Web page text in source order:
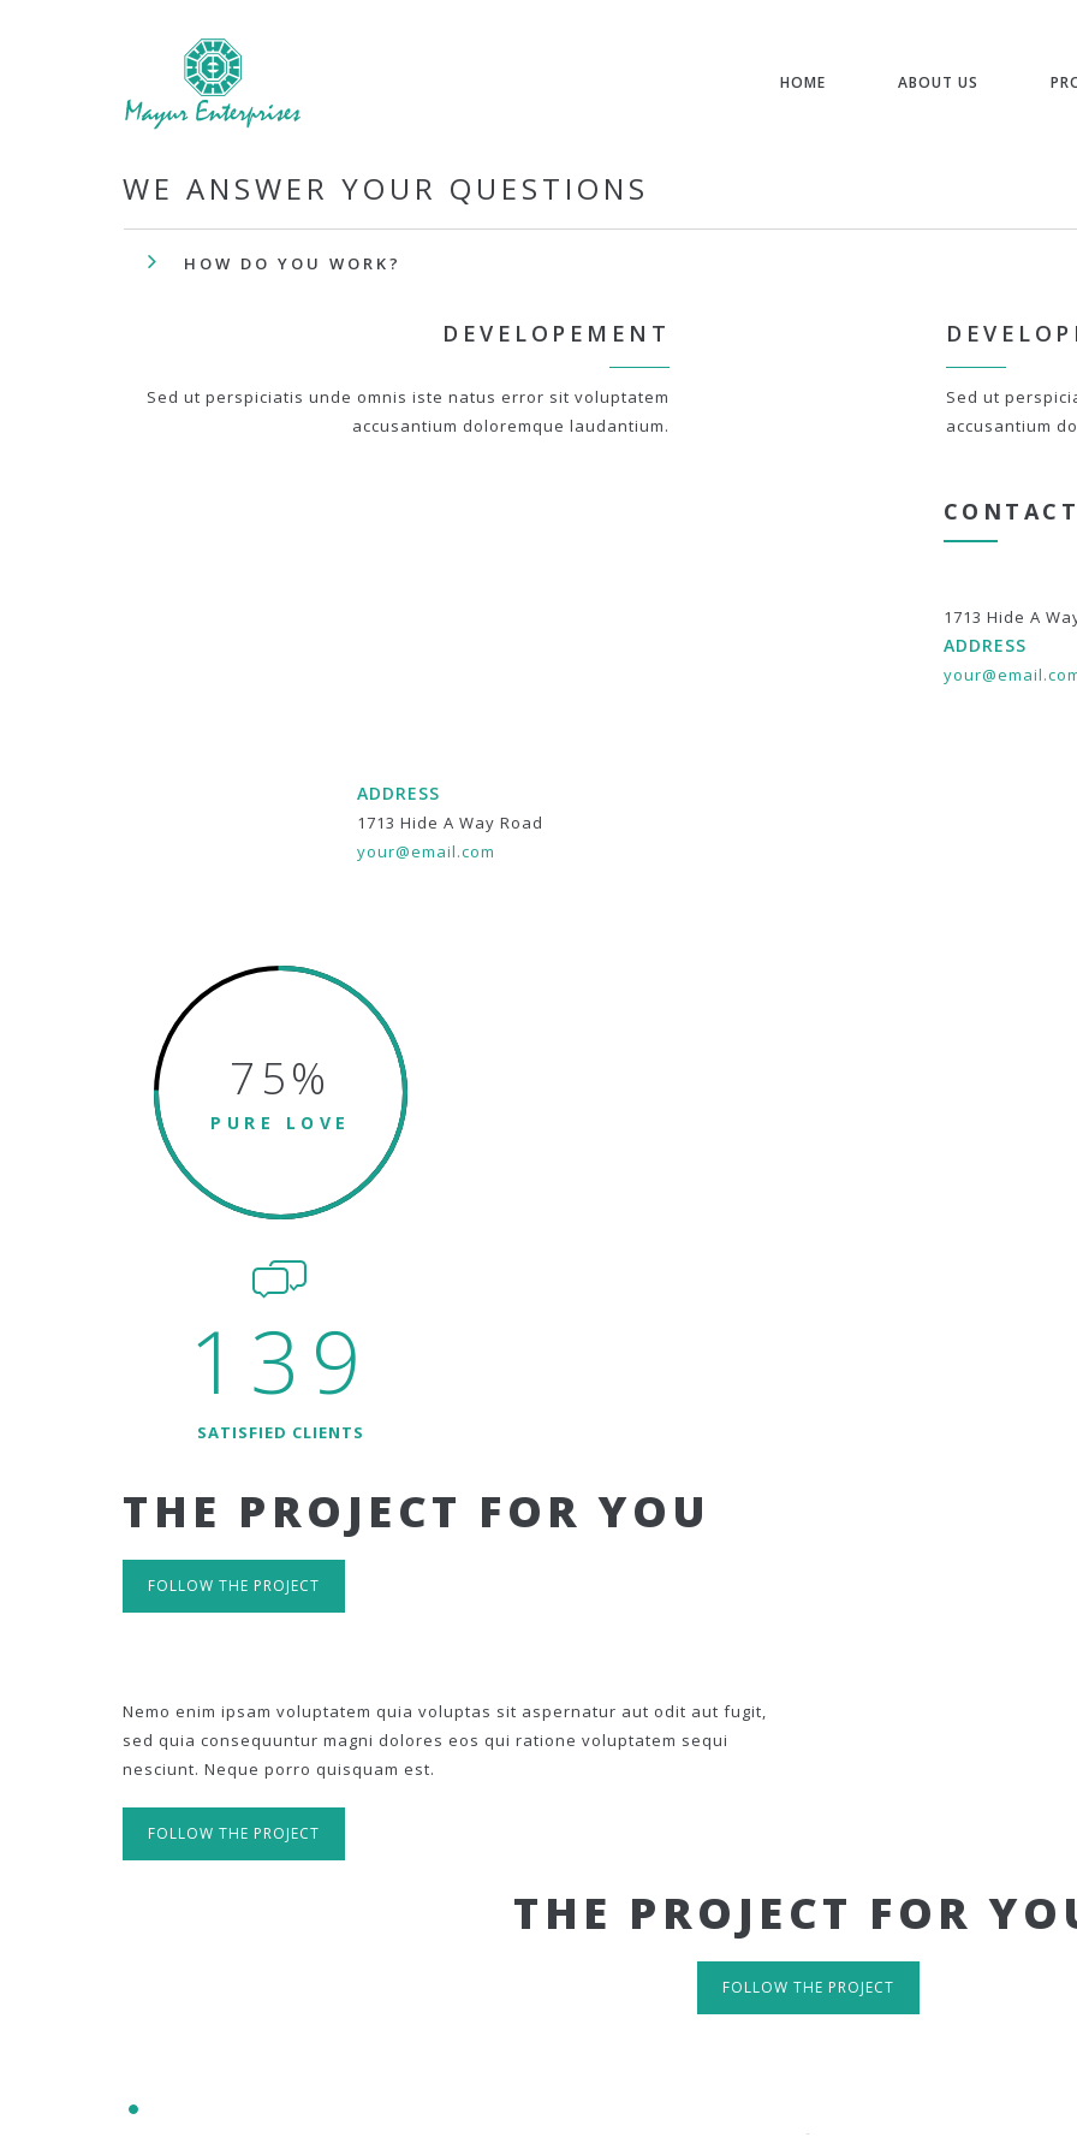
HOME ABOUT US
WE ANSWER YOUR QUESTIONS
HOW DO YOU WORK?
DEVELOPEMENT
Sed ut perspiciatis unde omnis iste natus error sit voluptatem
accusantium doloremque laudantium.
Sed ut
accusantium
1713 Hide A
ADDRESS
ADDRESS
1713 Hide A Way Road
your@email.com
75%
PURE LOVE
139
SATISFIED CLIENTS
THE PROJECT FOR YOU
FOLLOW THE PROJECT
Nemo enim ipsam voluptatem quia voluptas sit aspernatur aut odit aut fugit,
sed quia consequuntur magni dolores eos qui ratione voluptatem sequi
nesciunt. Neque porro quisquam est.
FOLLOW THE PROJECT
THE PROJECT FOR
FOLLOW THE PROJECT